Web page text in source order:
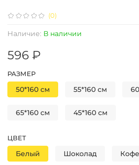
(0)
Наличие: В наличии
596 ₽
РАЗМЕР
50*160 см 55*160 см
65*160 см 45*160 см
ЦВЕТ
Белый Шоколад